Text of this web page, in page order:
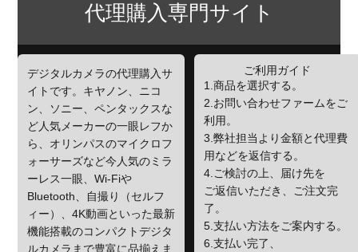
代理購入専門サイト
デジタルカメラの代理購入サ
イトです。キヤノン、ニコ
ン、ソニー、ペンタックスな
ど人気メーカーの一眼レフか
ら、オリンパスのマイクロフ
ォーサーズなど今人気のミラ
ーレス一眼、Wi-Fiや
Bluetooth、自撮り（セルフ
ィー）、4K動画といった最新
機能搭載のコンパクトデジタ
ルカメラまで豊富に品揃えま
ご利用ガイド
1.商品を選択する。
2.お問い合わせファームをご
利用。
3.弊社担当より金額と代理費
用などを返信する。
4.ご検討の上、届け先を
ご返信いただき、ご注文完
了。
5.支払い方法をご案内する。
6.支払い完了、